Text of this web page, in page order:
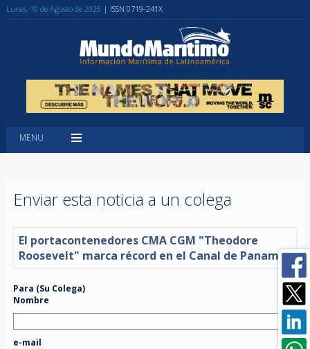
Lunes, 10 de Agosto de 2026 | ISSN 0719-241X
MENU
Enviar esta noticia a un colega
El portacontenedores CMA CGM "Theodore
Roosevelt" marca récord en el Canal de Panamá
Para (Su Colega)
Nombre
e-mail